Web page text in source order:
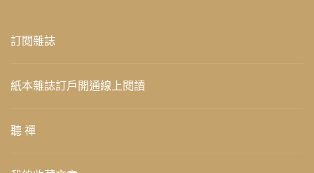
訂閱雜誌
紙本雜誌訂戶開通線上閱讀
聽 禪